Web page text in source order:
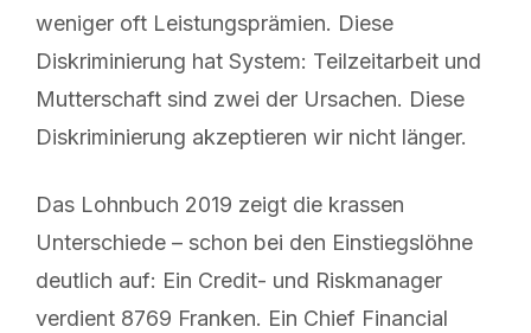
weniger oft Leistungsprämien. Diese
Diskriminierung hat System: Teilzeitarbeit und
Mutterschaft sind zwei der Ursachen. Diese
Diskriminierung akzeptieren wir nicht länger.
Das Lohnbuch 2019 zeigt die krassen
Unterschiede – schon bei den Einstiegslöhne
deutlich auf: Ein Credit- und Riskmanager
verdient 8769 Franken. Ein Chief Financial